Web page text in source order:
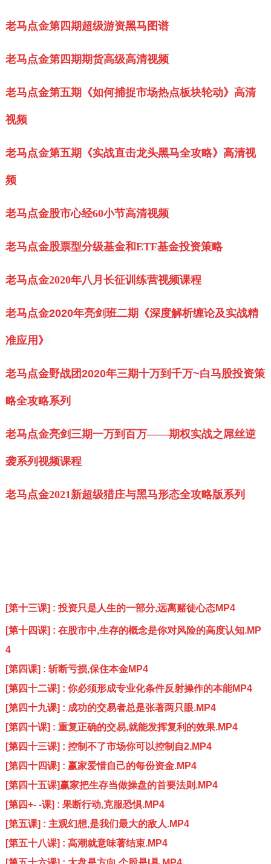
老马点金第四期超级游资黑马图谱
老马点金第四期期货高级高清视频
老马点金第五期《如何捕捉市场热点板块轮动》高清
视频
老马点金第五期《实战直击龙头黑马全攻略》高清视
频
老马点金股市心经60小节高清视频
老马点金股票型分级基金和ETF基金投资策略
老马点金2020年八月长征训练营视频课程
老马点金2020年亮剑班二期《深度解析缠论及实战精
准应用》
老马点金野战团2020年三期十万到千万~白马股投资策
略全攻略系列
老马点金亮剑三期一万到百万——期权实战之屌丝逆
袭系列视频课程
老马点金2021新超级猎庄与黑马形态全攻略版系列
[第十三课] : 投资只是人生的一部分,远离赌徒心态MP4
[第十四课] : 在股市中,生存的概念是你对风险的高度认知.MP
4
[第四课] : 斩断亏损,保住本金MP4
[第四十二课] : 你必须形成专业化条件反射操作的本能MP4
[第四十九课] : 成功的交易者总是张著两只眼.MP4
[第四十课] : 重复正确的交易,就能发挥复利的效果.MP4
[第四十三课] : 控制不了市场你可以控制自2.MP4
[第四十四课] : 赢家爱惜自己的每份资金.MP4
[第四十五课]赢家把生存当做操盘的首要法则.MP4
[第四+- -课] : 果断行动,克服恐惧.MP4
[第五课] : 主观幻想,是我们最大的敌人.MP4
[第五十八课] : 高潮就意味著结束.MP4